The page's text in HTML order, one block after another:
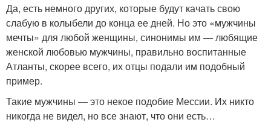
Да, есть немного других, которые будут качать свою
слабую в колыбели до конца ее дней. Но это «мужчины
мечты» для любой женщины, синонимы им — любящие
женской любовью мужчины, правильно воспитанные
Атланты, скорее всего, их отцы подали им подобный
пример.
Такие мужчины — это некое подобие Мессии. Их никто
никогда не видел, но все знают, что они есть…